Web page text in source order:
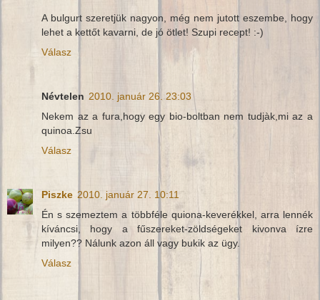
A bulgurt szeretjük nagyon, még nem jutott eszembe, hogy
lehet a kettőt kavarni, de jó ötlet! Szupi recept! :-)
Válasz
Névtelen 2010. január 26. 23:03
Nekem az a fura,hogy egy bio-boltban nem tudjàk,mi az a
quinoa.Zsu
Válasz
Piszke 2010. január 27. 10:11
Én s szemeztem a többféle quiona-keverékkel, arra lennék
kíváncsi, hogy a fűszereket-zöldségeket kivonva ízre
milyen?? Nálunk azon áll vagy bukik az ügy.
Válasz